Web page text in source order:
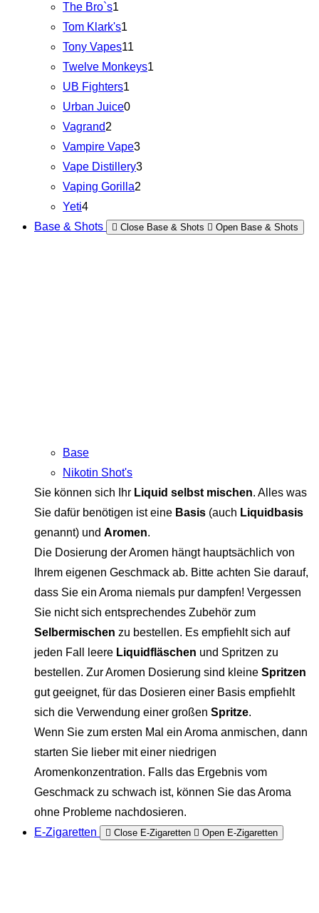
The Bro`s1
Tom Klark's1
Tony Vapes11
Twelve Monkeys1
UB Fighters1
Urban Juice0
Vagrand2
Vampire Vape3
Vape Distillery3
Vaping Gorilla2
Yeti4
Base & Shots
Close Base & Shots Open Base & Shots
Base
Nikotin Shot's
Sie können sich Ihr Liquid selbst mischen. Alles was
Sie dafür benötigen ist eine Basis (auch Liquidbasis
genannt) und Aromen.
Die Dosierung der Aromen hängt hauptsächlich von
Ihrem eigenen Geschmack ab. Bitte achten Sie darauf,
dass Sie ein Aroma niemals pur dampfen! Vergessen
Sie nicht sich entsprechendes Zubehör zum
Selbermischen zu bestellen. Es empfiehlt sich auf
jeden Fall leere Liquidfläschen und Spritzen zu
bestellen. Zur Aromen Dosierung sind kleine Spritzen
gut geeignet, für das Dosieren einer Basis empfiehlt
sich die Verwendung einer großen Spritze.
Wenn Sie zum ersten Mal ein Aroma anmischen, dann
starten Sie lieber mit einer niedrigen
Aromenkonzentration. Falls das Ergebnis vom
Geschmack zu schwach ist, können Sie das Aroma
ohne Probleme nachdosieren.
E-Zigaretten
Close E-Zigaretten Open E-Zigaretten